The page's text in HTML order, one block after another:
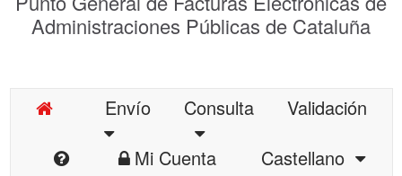
Administraciones Públicas de Cataluña
Envío Consulta
Validación
Mi Cuenta
Castellano